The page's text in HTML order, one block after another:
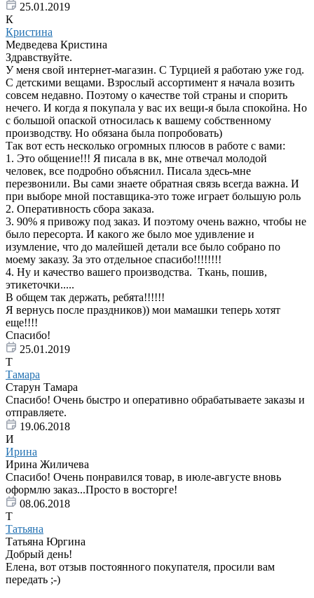
25.01.2019
К
Кристина
Медведева Кристина
Здравствуйте.
У меня свой интернет-магазин. С Турцией я работаю уже год.
С детскими вещами. Взрослый ассортимент я начала возить
совсем недавно. Поэтому о качестве той страны и спорить
нечего. И когда я покупала у вас их вещи-я была спокойна. Но
с большой опаской относилась к вашему собственному
производству. Но обязана была попробовать)
Так вот есть несколько огромных плюсов в работе с вами:
1. Это общение!!! Я писала в вк, мне отвечал молодой
человек, все подробно объяснил. Писала здесь-мне
перезвонили. Вы сами знаете обратная связь всегда важна. И
при выборе мной поставщика-это тоже играет большую роль
2. Оперативность сбора заказа.
3. 90% я привожу под заказ. И поэтому очень важно, чтобы не
было пересорта. И какого же было мое удивление и
изумление, что до малейшей детали все было собрано по
моему заказу. За это отдельное спасибо!!!!!!!!
4. Ну и качество вашего производства. Ткань, пошив,
этикеточки.....
В общем так держать, ребята!!!!!!
Я вернусь после праздников)) мои мамашки теперь хотят
еще!!!!
Спасибо!
25.01.2019
Т
Тамара
Старун Тамара
Спасибо! Очень быстро и оперативно обрабатываете заказы и
отправляете.
19.06.2018
И
Ирина
Ирина Жиличева
Спасибо! Очень понравился товар, в июле-августе вновь
оформлю заказ...Просто в восторге!
08.06.2018
Т
Татьяна
Татьяна Юргина
Добрый день!
Елена, вот отзыв постоянного покупателя, просили вам
передать ;-)